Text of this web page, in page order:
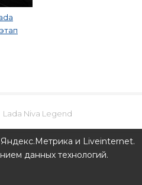
Lada Niva Legend
Яндекс.Метрика и Liveinternet.
данных технологий.